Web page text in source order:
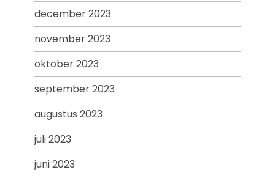
december 2023
november 2023
oktober 2023
september 2023
augustus 2023
juli 2023
juni 2023